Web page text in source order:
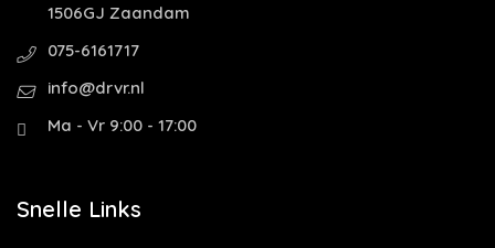
1506GJ Zaandam
075-6161717
info@drvr.nl
Ma - Vr 9:00 - 17:00
Snelle Links